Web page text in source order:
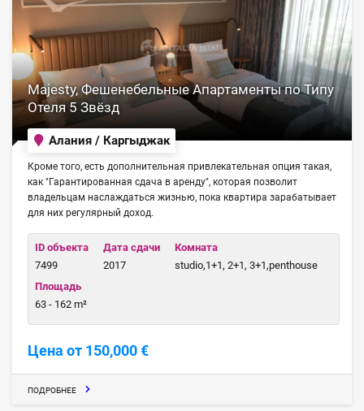
Majesty, Фешенебельные Апартаменты по Типу
Отеля 5 Звёзд
Алания / Каргыджак
Кроме того, есть дополнительная привлекательная опция такая,
как "Гарантированная сдача в аренду", которая позволит
владельцам наслаждаться жизнью, пока квартира зарабатывает
для них регулярный доход.
ID объекта
7499
Дата сдачи
2017
Комната
studio,1+1, 2+1, 3+1,penthouse
Площадь
63 - 162 m²
Цена от 150,000 €
ПОДРОБНЕЕ